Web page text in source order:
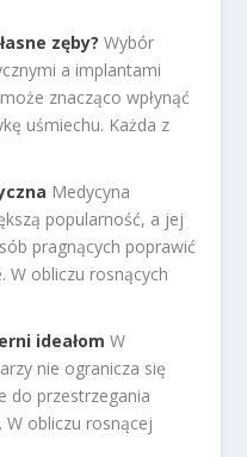
zęby? Wybór
a implantami
znacząco wpłynąć
uśmiechu. Każda z
Medycyna
popularność, a jej
pragnących poprawić
W obliczu rosnących
ideałom W
nie ogranicza się
do przestrzegania
W obliczu rosnącej